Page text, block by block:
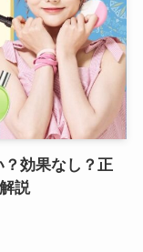
効果なし？正
説